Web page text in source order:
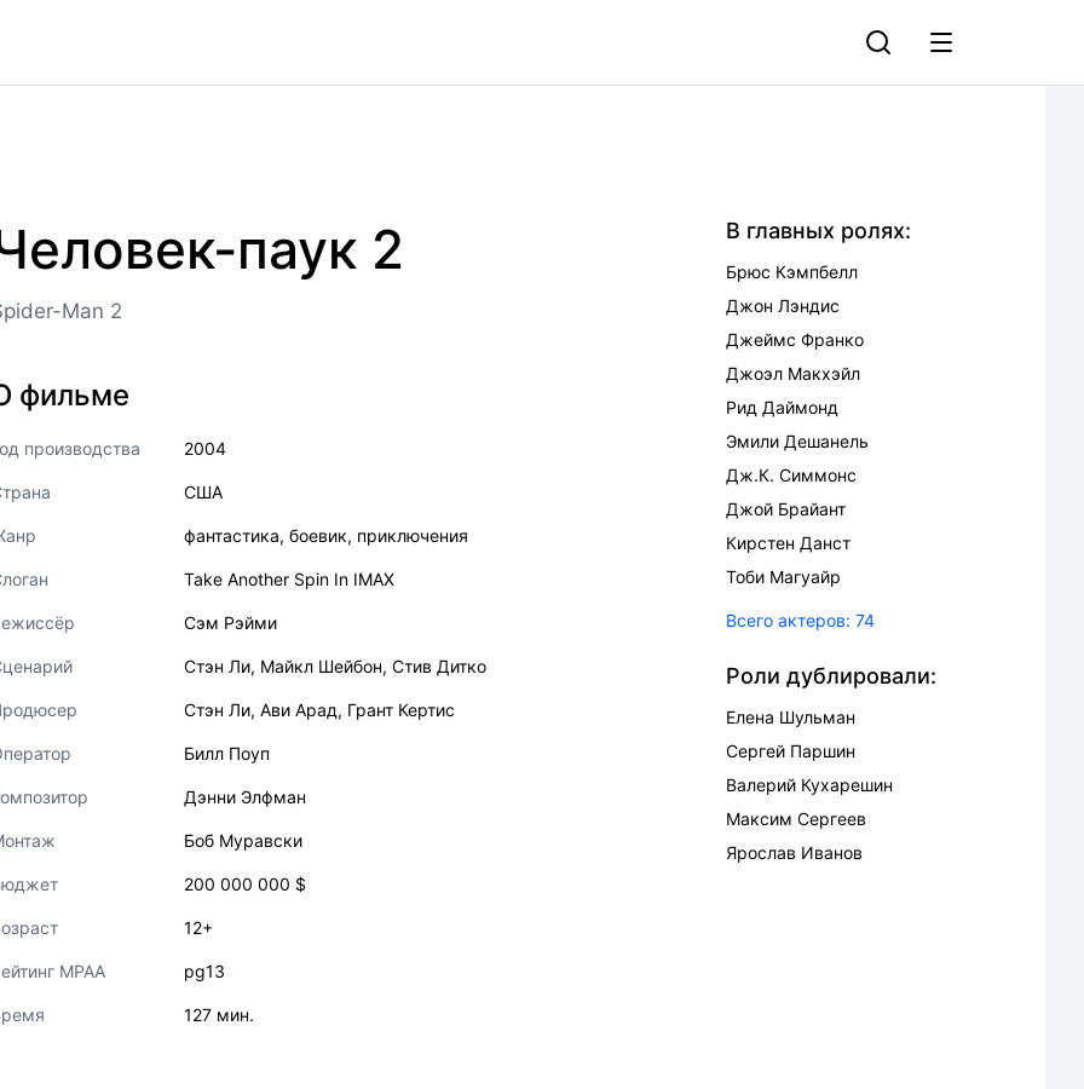
паук 2
Man 2
фильме
производства 2004
США
фантастика, боевик, приключения
Take Another Spin In IMAX
Сэм Рэйми
Стэн Ли, Майкл Шейбон, Стив Дитко
Стэн Ли, Ави Арад, Грант Кертис
Билл Поуп
Дэнни Элфман
Боб Муравски
200 000 000 $
12+
MPAA pg13
127 мин.
В главных ролях:
Брюс Кэмпбелл
Джон Лэндис
Джеймс Франко
Джоэл Макхэйл
Рид Даймонд
Эмили Дешанель
Дж.К. Симмонс
Джой Брайант
Кирстен Данст
Тоби Магуайр
Всего актеров: 74
Роли дублировали:
Елена Шульман
Сергей Паршин
Валерий Кухарешин
Максим Сергеев
Ярослав Иванов